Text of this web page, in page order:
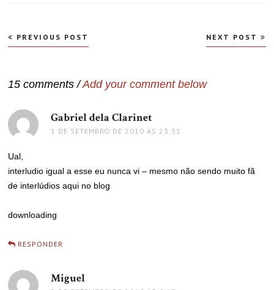
Navegação
de
PREVIOUS POST NEXT POST
15 comments /Add your comment below
Gabriel dela Clarinet
1 DE SETEMBRO DE 2010 ÀS 23:31
Ual,
interludio igual a esse eu nunca vi – mesmo não sendo muito fã
de interlúdios aqui no blog
downloading
RESPONDER
Miguel